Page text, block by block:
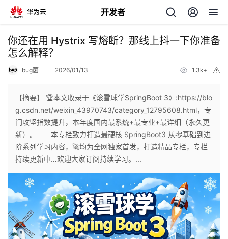
开发者
返
回
个
人
主
页
我
的
开
发
你还在用 Hystrix 写熔断？那线上抖一下你准备
怎么解释？
bug菌 2026/01/13 1.3k+
【摘要】 🏆本文收录于《滚雪球学SpringBoot 3》:https://blo
g.csdn.net/weixin_43970743/category_12795608.html，专
门攻坚指数提升，本年度国内最系统+最专业+最详细（永久更
新）。 本专栏致力打造最硬核 SpringBoot3 从零基础到进
阶系列学习内容，🚀均为全网独家首发，打造精品专栏，专栏
持续更新中…欢迎大家订阅持续学习。...